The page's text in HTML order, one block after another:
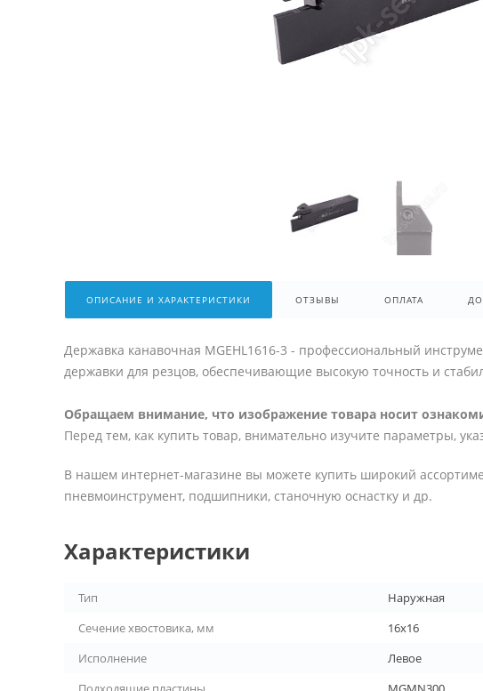
ОПИСАНИЕ И ХАРАКТЕРИСТИКИ ОТЗЫВЫ ОПЛАТА
Державка канавочная MGEHL1616-3 - профессиональный
державки для резцов, обеспечивающие высокую точность и
Обращаем внимание, что изображение товара носит
Перед тем, как купить товар, внимательно изучите параметры,
В нашем интернет-магазине вы можете купить широкий
пневмоинструмент, подшипники, станочную оснастку и др.
Характеристики
Тип
Наружная
Сечение хвостовика, мм
16x16
Исполнение
Левое